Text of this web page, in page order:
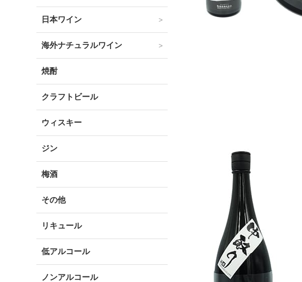
日本ワイン
海外ナチュラルワイン
焼酎
クラフトビール
ウィスキー
ジン
梅酒
その他
リキュール
低アルコール
ノンアルコール